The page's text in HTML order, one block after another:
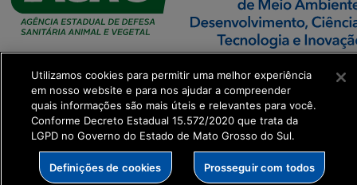
SETDIG | Secretaria-
Executiva de
Transformação Digital
get_footer();
Utilizamos cookies para permitir uma melhor experiência
em nosso website e para nos ajudar a compreender
quais informações são mais úteis e relevantes para você.
Conforme Decreto Estadual 15.572/2020 que trata da
LGPD no Governo do Estado de Mato Grosso do Sul.
Definições de cookies Prosseguir com todos